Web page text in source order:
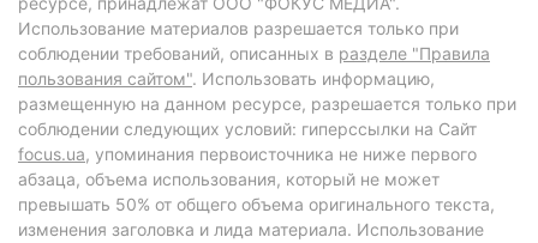
Использование материалов разрешается только при
соблюдении требований, описанных в разделе "Правила
пользования сайтом". Использовать информацию,
размещенную на данном ресурсе, разрешается только при
соблюдении следующих условий: гиперссылки на Сайт
focus.ua, упоминания первоисточника не ниже первого
абзаца, объема использования, который не может
превышать 50% от общего объема оригинального текста,
изменения заголовка и лида материала. Использование